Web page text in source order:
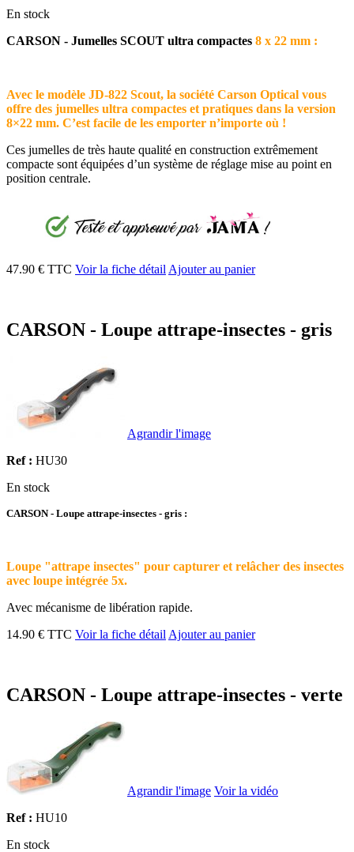
En stock
CARSON - Jumelles SCOUT ultra compactes 8 x 22 mm :
Avec le modèle JD-822 Scout, la société Carson Optical vous
offre des jumelles ultra compactes et pratiques dans la version
8×22 mm. C’est facile de les emporter n’importe où !
Ces jumelles de très haute qualité en construction extrêmement
compacte sont équipées d’un système de réglage mise au point en
position centrale.
47.90 € TTC Voir la fiche détail Ajouter au panier
CARSON - Loupe attrape-insectes - gris
Agrandir l'image
Ref : HU30
En stock
CARSON - Loupe attrape-insectes - gris :
Loupe "attrape insectes" pour capturer et relâcher des insectes
avec loupe intégrée 5x.
Avec mécanisme de libération rapide.
14.90 € TTC Voir la fiche détail Ajouter au panier
CARSON - Loupe attrape-insectes - verte
Agrandir l'image Voir la vidéo
Ref : HU10
En stock